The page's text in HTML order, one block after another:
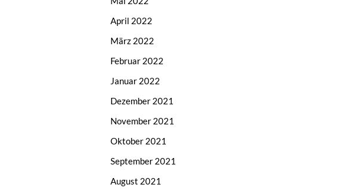
April 2022
März 2022
Februar 2022
Januar 2022
Dezember 2021
November 2021
Oktober 2021
September 2021
August 2021